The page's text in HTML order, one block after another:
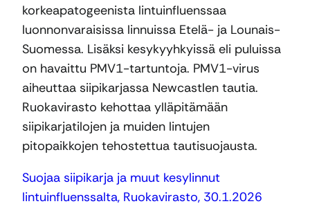
korkeapatogeenista lintuinfluenssaa
luonnonvaraisissa linnuissa Etelä- ja Lounais-
Suomessa. Lisäksi kesykyyhkyissä eli puluissa
on havaittu PMV1-tartuntoja. PMV1-virus
aiheuttaa siipikarjassa Newcastlen tautia.
Ruokavirasto kehottaa ylläpitämään
siipikarjatilojen ja muiden lintujen
pitopaikkojen tehostettua tautisuojausta.
Suojaa siipikarja ja muut kesylinnut
lintuinfluenssalta, Ruokavirasto, 30.1.2026